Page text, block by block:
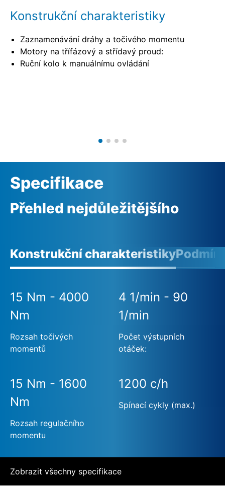
Konstrukční charakteristiky
Zaznamenávání dráhy a točivého momentu
Motory na třífázový a střídavý proud:
Ruční kolo k manuálnímu ovládání
Specifikace
Přehled nejdůležitějšího
Konstrukční charakteristiky
15 Nm - 4000
Nm
Rozsah točivých
momentů
4 1/min - 90
1/min
Počet výstupních
otáček:
15 Nm - 1600
Nm
Rozsah regulačního
momentu
1200 c/h
Spínací cykly (max.)
Zobrazit všechny specifikace